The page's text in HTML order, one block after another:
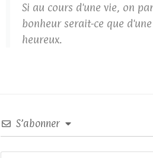
Si au cours d'une vie, on
bonheur serait-ce que
heureux.
S’abonner